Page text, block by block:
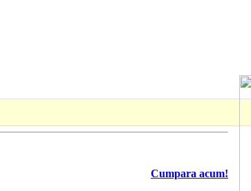
Cumpara acum!